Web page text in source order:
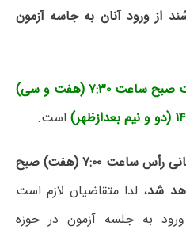
از ورود آنان به جاسه آزمون
نوبت صبح ساعت ۷:۳۰ (هفت و سی)
است.
رأس ساعت ۷:۰۰ (هفت) صبح
، لذا متقاضیان لازم است
به جلسه آزمون در حوزه